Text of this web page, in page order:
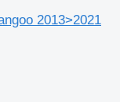
2013>2021